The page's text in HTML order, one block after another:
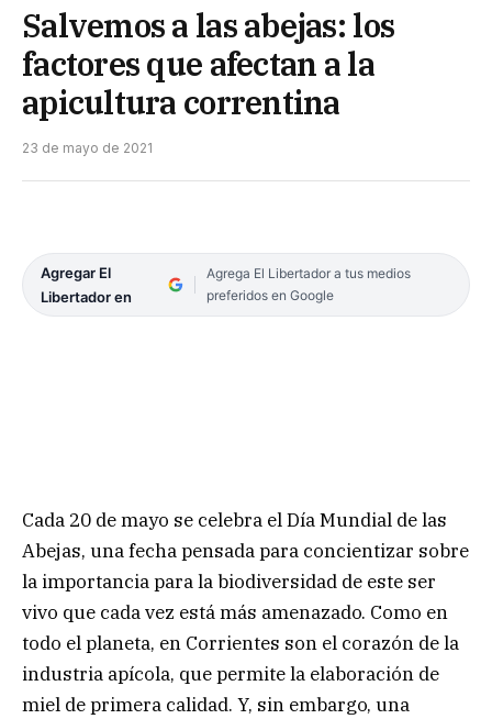
Salvemos a las abejas: los
factores que afectan a la
apicultura correntina
23 de mayo de 2021
Agregar El
Libertador en
Agrega El Libertador a tus medios
preferidos en Google
Cada 20 de mayo se celebra el Día Mundial de las
Abejas, una fecha pensada para concientizar sobre
la importancia para la biodiversidad de este ser
vivo que cada vez está más amenazado. Como en
todo el planeta, en Corrientes son el corazón de la
industria apícola, que permite la elaboración de
miel de primera calidad. Y, sin embargo, una